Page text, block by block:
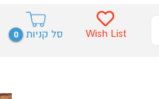
סל קניות 0 Wish List